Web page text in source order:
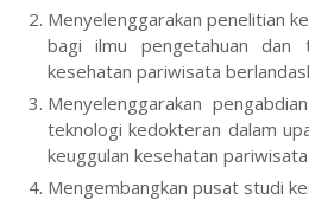
Menyelenggarakan penelitian
bagi ilmu pengetahuan dan
kesehatan pariwisata
Menyelenggarakan
teknologi kedokteran dalam
keuggulan kesehatan pariwisata
Mengembangkan pusat studi